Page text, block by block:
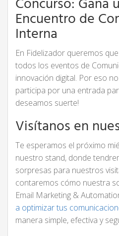
Encuentro de
Interna
En Fidelizador queremos
todos los eventos de
innovación digital. Por eso
participa por una entrada
deseamos suerte!
Visítanos en
Te esperamos el próximo
nuestro stand, donde
sorpresas para nuestros
contaremos cómo nuestra
Email Marketing &
a optimizar tus
manera simple, efectiva y